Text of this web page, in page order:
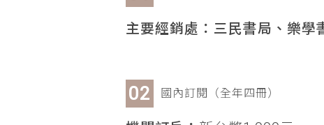
主要經銷處：三民書局、樂學
國內訂閱（全年四冊）